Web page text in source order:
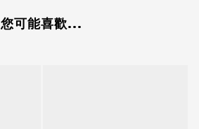
您可能喜歡...